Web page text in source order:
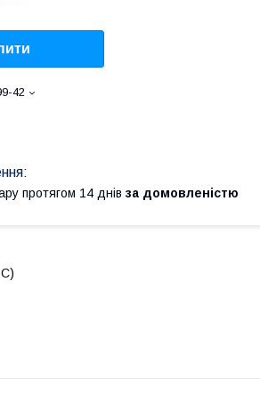
42
протягом 14 днів за домовленістю